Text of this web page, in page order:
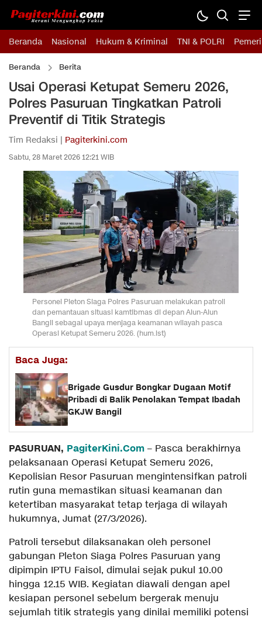
Beranda Nasional Hukum & Kriminal TNI & POLRI
Beranda Berita
Usai Operasi Ketupat Semeru 2026,
Polres Pasuruan Tingkatkan Patroli
Preventif di Titik Strategis
Tim Redaksi | Pagiterkini.com
Sabtu, 28 Maret 2026 12:21 WIB
Personel Pleton Siaga Polres Pasuruan melakukan patroli
dan pemantauan situasi kamtibmas di depan Alun-Alun
Bangil sebagai upaya menjaga keamanan wilayah pasca
Operasi Ketupat Semeru 2026. (hum.ist)
Baca Juga:
Brigade Gusdur Bongkar Dugaan Motif
Pribadi di Balik Penolakan Tempat Ibadah
GKJW Bangil
PASURUAN, PagiterKini.Com – Pasca berakhirnya
pelaksanaan Operasi Ketupat Semeru 2026,
Kepolisian Resor Pasuruan mengintensifkan patroli
rutin guna memastikan situasi keamanan dan
ketertiban masyarakat tetap terjaga di wilayah
hukumnya, Jumat (27/3/2026).
Patroli tersebut dilaksanakan oleh personel
gabungan Pleton Siaga Polres Pasuruan yang
dipimpin IPTU Faisol, dimulai sejak pukul 10.00
hingga 12.15 WIB. Kegiatan diawali dengan apel
kesiapan personel sebelum bergerak menuju
sejumlah titik strategis yang dinilai memiliki potensi